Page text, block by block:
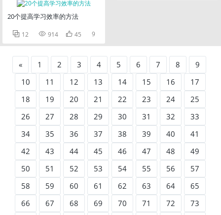
20个提高学习效率的方法
 12  914  45 9
« 1 2 3 4 5 6 7 8
9
10
11 12 13 14 15 16
17
18
19 20 21 22 23 24
25
26
27 28 29 30 31 32
33
34
35 36 37 38 39 40
41
42
43 44 45 46 47 48
49
50
51 52 53 54 55 56
57
58
59 60 61 62 63 64
65
66
67 68 69 70 71 72
73